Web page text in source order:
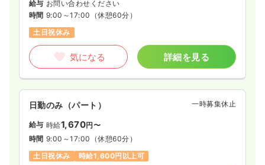
給与 お問い合わせください
時間 9:00～17:00 （休憩60分）
土日祝休み
気になる 詳細を見る
日勤のみ（パート） 一時募集休止
給与 時給1,670円〜
時間 9:00～17:00 （休憩60分）
土日祝休み
時給1,600円以上可